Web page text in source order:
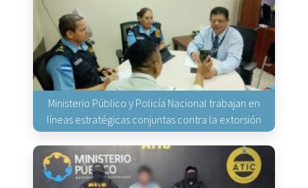
Ministerio Público y Policía Nacional trabajan en
líneas estratégicas conjuntas contra la extorsión